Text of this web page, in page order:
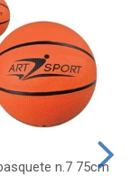
n.7 75cm